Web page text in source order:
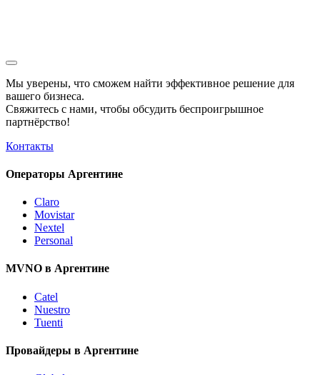
Мы уверены, что сможем найти эффективное решение для
вашего бизнеса.
Свяжитесь с нами, чтобы обсудить беспроигрышное
партнёрство!
Контакты
Операторы Аргентине
Claro
Movistar
Nextel
Personal
MVNO в Аргентине
Catel
Nuestro
Tuenti
Провайдеры в Аргентине